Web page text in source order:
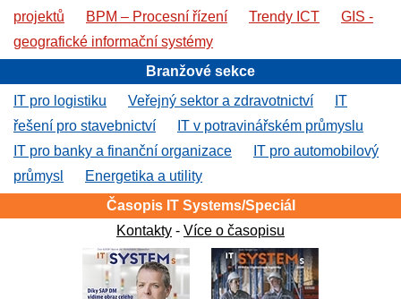
projektů
BPM – Procesní řízení Trendy ICT
GIS -
geografické informační systémy
Branžové sekce
IT pro logistiku
Veřejný sektor a zdravotnictví
IT
řešení pro stavebnictví
IT v potravinářském průmyslu
IT pro banky a finanční organizace
IT pro automobilový
průmysl
Energetika a utility
Časopis IT Systems/Speciál
Kontakty - Více o časopisu